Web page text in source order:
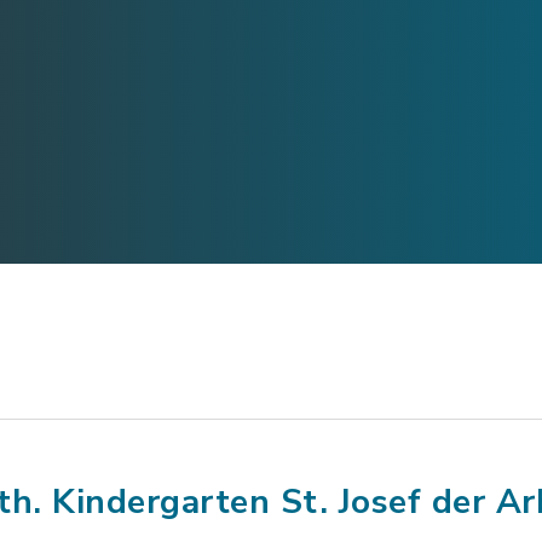
Kindergarten St. Josef der